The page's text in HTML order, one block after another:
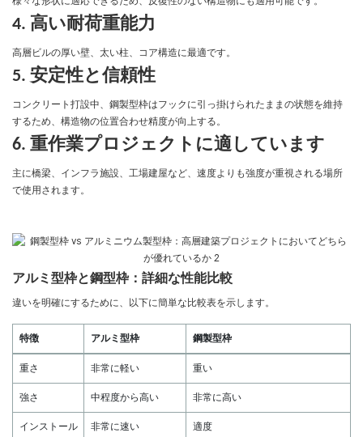
4. 高い耐荷重能力
高層ビルの厚い壁、太い柱、コア構造に最適です。
5. 安定性と信頼性
コンクリート打設中、鋼製型枠はフックに引っ掛けられたままの状態を維持
するため、構造物の位置合わせ精度が向上する。
6. 重作業プロジェクトに適しています
主に橋梁、インフラ施設、工場建屋など、速度よりも強度が重視される場所
で使用されます。
アルミ型枠と鋼型枠：詳細な性能比較
違いを明確にするために、以下に簡単な比較表を示します。
特徴 アルミ型枠 鋼製型枠
重さ 非常に軽い 重い
強さ 中程度から高い 非常に高い
インストール
非常に速い 適度